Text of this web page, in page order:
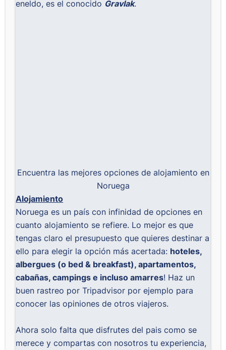
eneldo, es el conocido Gravlak.
Encuentra las mejores opciones de alojamiento en
Noruega
Alojamiento
Noruega es un país con infinidad de opciones en
cuanto alojamiento se refiere. Lo mejor es que
tengas claro el presupuesto que quieres destinar a
ello para elegir la opción más acertada: hoteles,
albergues (o bed & breakfast), apartamentos,
cabañas, campings e incluso amarres! Haz un
buen rastreo por Tripadvisor por ejemplo para
conocer las opiniones de otros viajeros.
Ahora solo falta que disfrutes del pais como se
merece y compartas con nosotros tu experiencia,